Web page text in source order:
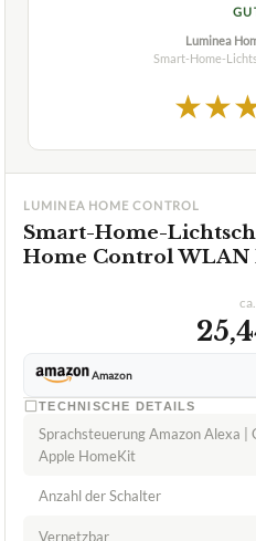
Luminea
Smart-Home-
★★
LUMINEA HOME CONTROL
Smart-Home-
Home Control
ca.
Amazon
TECHNISCHE DETAILS
Sprachsteuerung Amazon Alexa |
Apple HomeKit
Anzahl der Schalter
Vernetzbar